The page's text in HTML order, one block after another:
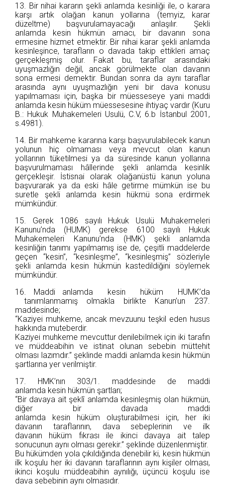
13. Bir nihai kararın şekli anlamda kesinliği ile, o karara
karşı artık olağan kanun yollarına (temyiz, karar
düzeltme) başvurulamayacağı anlaşılır. Şekli
anlamda kesin hükmün amacı, bir davanın sona
ermesine hizmet etmektir. Bir nihai karar şekli anlamda
kesinleşince, tarafların o davada takip ettikleri amaç
gerçekleşmiş olur. Fakat bu, taraflar arasındaki
uyuşmazlığın değil, ancak görülmekte olan davanın
sona ermesi demektir. Bundan sonra da aynı taraflar
arasında aynı uyuşmazlığın yeni bir dava konusu
yapılmaması için, başka bir müesseseye yani maddi
anlamda kesin hüküm müessesesine ihtiyaç vardır (Kuru
B.: Hukuk Muhakemeleri Usulü, C.V, 6.b İstanbul 2001,
s.4981).
14. Bir mahkeme kararına karşı başvurulabilecek kanun
yolunun hiç olmaması veya mevcut olan kanun
yollarının tüketilmesi ya da süresinde kanun yollarına
başvurulmaması hâllerinde şekli anlamda kesinlik
gerçekleşir. İstisnai olarak olağanüstü kanun yoluna
başvurarak ya da eski hâle getirme mümkün ise bu
suretle şekli anlamda kesin hükmü sona erdirmek
mümkündür.
15. Gerek 1086 sayılı Hukuk Usulü Muhakemeleri
Kanunu’nda (HUMK) gerekse 6100 sayılı Hukuk
Muhakemeleri Kanunu’nda (HMK) şekli anlamda
kesinliğin tanımı yapılmamış ise de, çeşitli maddelerde
geçen “kesin”, “kesinleşme”, “kesinleşmiş” sözleriyle
şekli anlamda kesin hükmün kastedildiğini söylemek
mümkündür.
16. Maddi anlamda kesin hüküm HUMK’da
tanımlanmamış olmakla birlikte Kanun’un 237.
maddesinde;
“Kaziyei muhkeme, ancak mevzuunu teşkil eden husus
hakkında muteberdir.
Kaziyei muhkeme mevcuttur denilebilmek için iki tarafın
ve müddeabihin ve istinat olunan sebebin müttehit
olması lazımdır.” şeklinde maddi anlamda kesin hükmün
şartlarına yer verilmiştir.
17. HMK’nın 303/1. maddesinde de maddi
anlamda kesin hükmün şartları;
“Bir davaya ait şeklî anlamda kesinleşmiş olan hükmün,
diğer bir davada maddi
anlamda kesin hüküm oluşturabilmesi için, her iki
davanın taraflarının, dava sebeplerinin ve ilk
davanın hüküm fıkrası ile ikinci davaya ait talep
sonucunun aynı olması gerekir.” şeklinde düzenlenmiştir.
Bu hükümden yola çıkıldığında denebilir ki, kesin hükmün
ilk koşulu her iki davanın taraflarının aynı kişiler olması,
ikinci koşulu müddeabihin aynılığı, üçüncü koşulu ise
dava sebebinin aynı olmasıdır.